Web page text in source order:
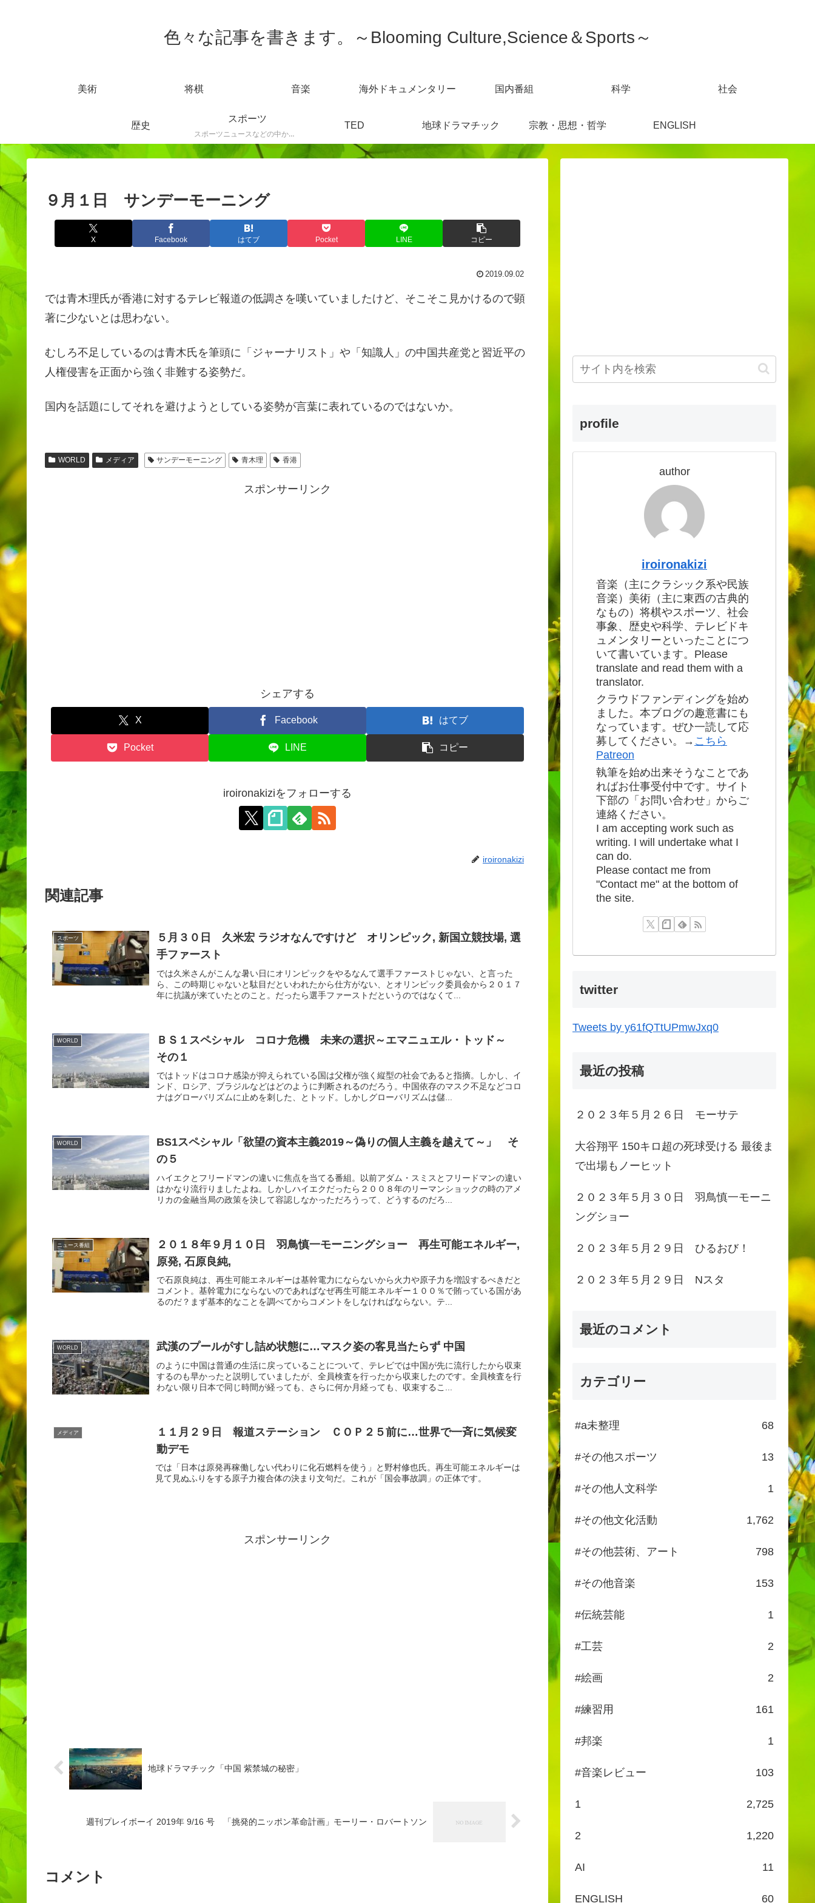
色々な記事を書きます。～Blooming Culture,Science＆Sports～
美術 将棋 音楽 海外ドキュメンタリー 国内番組 科学 社会
歴史
スポーツ
スポーツニュースなどの中から感じた事を書きます。
TED 地球ドラマチック 宗教・思想・哲学 ENGLISH
９月１日 サンデーモーニング
X Facebook はてブ Pocket LINE コピー
2019.09.02
では青木理氏が香港に対するテレビ報道の低調さを嘆いていましたけど、そこそこ見かけるので顕
著に少ないとは思わない。
むしろ不足しているのは青木氏を筆頭に「ジャーナリスト」や「知識人」の中国共産党と習近平の
人権侵害を正面から強く非難する姿勢だ。
国内を話題にしてそれを避けようとしている姿勢が言葉に表れているのではないか。
WORLD メディア サンデーモーニング 青木理 香港
スポンサーリンク
シェアする
X Facebook はてブ
Pocket LINE コピー
iroironakiziをフォローする
iroironakizi
関連記事
スポーツ
５月３０日 久米宏 ラジオなんですけど オリンピック, 新国立競技場, 選
手ファースト
では久米さんがこんな暑い日にオリンピックをやるなんて選手ファーストじゃない、と言った
ら、この時期じゃないと駄目だといわれたから仕方がない、とオリンピック委員会から２０１７
年に抗議が来ていたとのこと。だったら選手ファーストだというのではなくて...
WORLD
ＢＳ１スペシャル コロナ危機 未来の選択～エマニュエル・トッド～
その１
ではトッドはコロナ感染が抑えられている国は父権が強く縦型の社会であると指摘。しかし、イ
ンド、ロシア、ブラジルなどはどのように判断されるのだろう。中国依存のマスク不足などコロ
ナはグローバリズムに止めを刺した、とトッド。しかしグローバリズムは儲...
WORLD
BS1スペシャル「欲望の資本主義2019～偽りの個人主義を越えて～」 そ
の５
ハイエクとフリードマンの違いに焦点を当てる番組。以前アダム・スミスとフリードマンの違い
はかなり流行りましたよね。しかしハイエクだったら２００８年のリーマンショックの時のアメ
リカの金融当局の政策を決して容認しなかっただろうって、どうするのだろ...
ニュース番組
２０１８年９月１０日 羽鳥慎一モーニングショー 再生可能エネルギー,
原発, 石原良純,
で石原良純は、再生可能エネルギーは基幹電力にならないから火力や原子力を増設するべきだと
コメント。基幹電力にならないのであればなぜ再生可能エネルギー１００％で賄っている国があ
るのだ？まず基本的なことを調べてからコメントをしなければならない。テ...
WORLD 武漢のプールがすし詰め状態に…マスク姿の客見当たらず 中国
のように中国は普通の生活に戻っていることについて、テレビでは中国が先に流行したから収束
するのも早かったと説明していましたが、全員検査を行ったから収束したのです。全員検査を行
わない限り日本で同じ時間が経っても、さらに何か月経っても、収束するこ...
メディア
１１月２９日 報道ステーション ＣＯＰ２５前に…世界で一斉に気候変
動デモ
では「日本は原発再稼働しない代わりに化石燃料を使う」と野村修也氏。再生可能エネルギーは
見て見ぬふりをする原子力複合体の決まり文句だ。これが「国会事故調」の正体です。
スポンサーリンク
地球ドラマチック「中国 紫禁城の秘密」
週刊プレイボーイ 2019年 9/16 号 「挑発的ニッポン革命計画」モーリー・ロバートソン
コメント
profile
author
iroironakizi
音楽（主にクラシック系や民族
音楽）美術（主に東西の古典的
なもの）将棋やスポーツ、社会
事象、歴史や科学、テレビドキ
ュメンタリーといったことにつ
いて書いています。Please
translate and read them with a
translator.
クラウドファンディングを始め
ました。本ブログの趣意書にも
なっています。ぜひ一読して応
募してください。→ こちら
Patreon
執筆を始め出来そうなことであ
ればお仕事受付中です。サイト
下部の「お問い合わせ」からご
連絡ください。
I am accepting work such as
writing. I will undertake what I
can do.
Please contact me from
"Contact me" at the bottom of
the site.
twitter
Tweets by y61fQTtUPmwJxq0
最近の投稿
２０２３年５月２６日 モーサテ
大谷翔平 150キロ超の死球受ける 最後ま
で出場もノーヒット
２０２３年５月３０日 羽鳥慎一モーニ
ングショー
２０２３年５月２９日 ひるおび！
２０２３年５月２９日 Nスタ
最近のコメント
カテゴリー
#a未整理 68
#その他スポーツ 13
#その他人文科学 1
#その他文化活動 1,762
#その他芸術、アート 798
#その他音楽 153
#伝統芸能 1
#工芸 2
#絵画 2
#練習用 161
#邦楽 1
#音楽レビュー 103
1 2,725
2 1,220
AI 11
ENGLISH 60